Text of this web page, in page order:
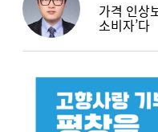
가격 인상
소비자’다